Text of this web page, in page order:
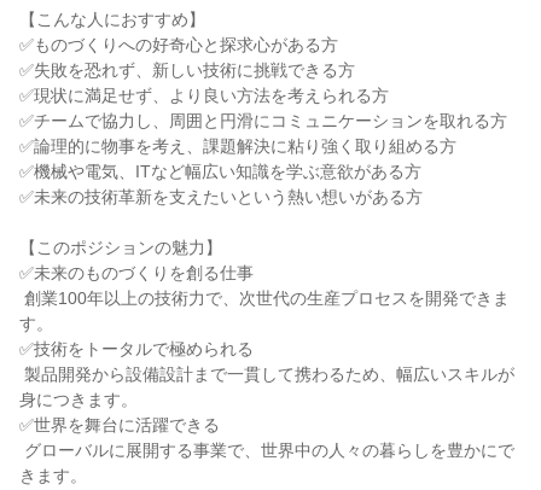
【こんな人におすすめ】
✅ものづくりへの好奇心と探求心がある方
✅失敗を恐れず、新しい技術に挑戦できる方
✅現状に満足せず、より良い方法を考えられる方
✅チームで協力し、周囲と円滑にコミュニケーションを取れる方
✅論理的に物事を考え、課題解決に粘り強く取り組める方
✅機械や電気、ITなど幅広い知識を学ぶ意欲がある方
✅未来の技術革新を支えたいという熱い想いがある方
【このポジションの魅力】
✅未来のものづくりを創る仕事
す。
✅技術をトータルで極められる
身につきます。
✅世界を舞台に活躍できる
きます。